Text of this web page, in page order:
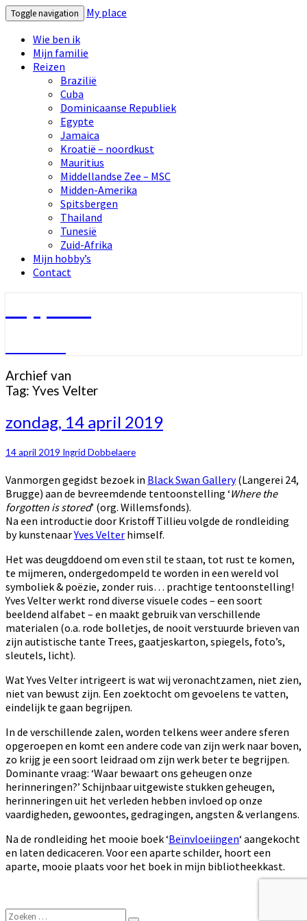
Toggle navigation
My place
Wie ben ik
Mijn familie
Reizen
Brazilië
Cuba
Dominicaanse Republiek
Egypte
Jamaica
Kroatië – noordkust
Mauritius
Middellandse Zee – MSC
Midden-Amerika
Spitsbergen
Thailand
Tunesië
Zuid-Afrika
Mijn hobby’s
Contact
Archief van
Tag: Yves Velter
zondag,
14
april
2019
zondag, 14 april 2019
14 april 2019 Ingrid Dobbelaere
Vanmorgen gegidst bezoek in Black Swan Gallery(Langerei 24,
Brugge) aan de bevreemdende tentoonstelling ‘Where the
forgotten is stored’ (org. Willemsfonds).
Na een introductie door Kristoff Tillieu volgde de rondleiding
by kunstenaarYves Velter himself.
Het was deugddoend om even stil te staan, tot rust te komen,
te mijmeren, ondergedompeld te worden in een wereld vol
symboliek & poëzie, zonder ruis… prachtige tentoonstelling!
Yves Velter werkt rond diverse visuele codes – een soort
beeldend alfabet – en maakt gebruik van verschillende
materialen (o.a. rode bolletjes, de nooit verstuurde brieven van
zijn autistische tante Trees, gaatjeskarton, spiegels, foto’s,
sleutels, licht).
Wat Yves Velter intrigeert is wat wij veronachtzamen, niet zien,
niet van bewust zijn. Een zoektocht om gevoelens te vatten,
eindelijk te gaan begrijpen.
In de verschillende zalen, worden telkens weer andere sferen
opgeroepen en komt een andere code van zijn werk naar boven,
zo krijg je een soort leidraad om zijn werk beter te begrijpen.
Dominante vraag: ‘Waar bewaart ons geheugen onze
herinneringen?’ Schijnbaar uitgewiste stukken geheugen,
herinneringen uit het verleden hebben invloed op onze
vaardigheden, gewoontes, gedragingen, angsten & verlangens.
Na de rondleiding het mooie boek ‘Beïnvloeiingen‘ aangekocht
en laten dedicaceren. Voor een aparte schilder, hoort een
aparte, mooie plaats voor het boek in mijn bibliotheekkast.
Zoeken